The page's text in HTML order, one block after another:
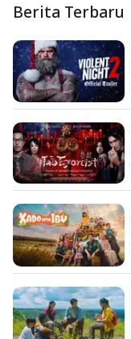
Berita Terbaru